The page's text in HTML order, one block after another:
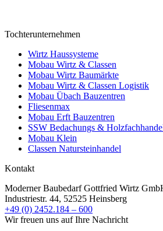
Tochterunternehmen
Wirtz Haussysteme
Mobau Wirtz & Classen
Mobau Wirtz Baumärkte
Mobau Wirtz & Classen Logistik
Mobau Übach Bauzentren
Fliesenmax
Mobau Erft Bauzentren
SSW Bedachungs &
Mobau Klein
Classen Natursteinhandel
Kontakt
Moderner Baubedarf Gottfried Wirtz
Industriestr. 44, 52525 Heinsberg
+49 (0) 2452.184 – 600
Wir freuen uns auf Ihre Nachricht